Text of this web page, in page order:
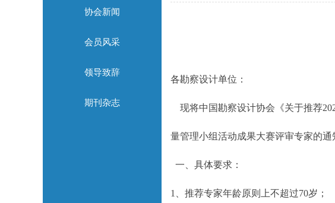
协会新闻
会员风采
领导致辞
期刊杂志
各勘察设计单位：
现将中国勘察设计协会《关于推荐
量管理小组活动成果大赛评审专家的通
一、具体要求：
1、推荐专家年龄原则上不超过70岁；